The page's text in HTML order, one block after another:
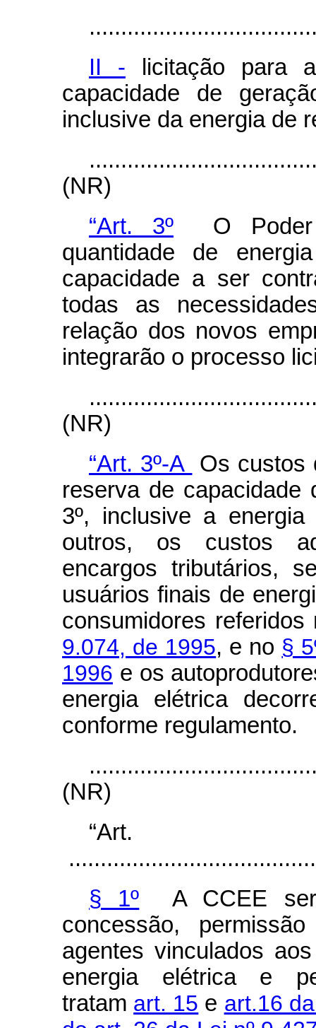
II - licitação para
capacidade de
inclusive da energia de
(NR)
“Art. 3º O Poder
quantidade de
capacidade a ser
todas as
relação dos novos
integrarão o processo
(NR)
“Art. 3º-A
Os custos
reserva de
3º, inclusive a
outros, os custos
encargos tributários,
usuários finais de
consumidores
9.074, de 1995, e no §
1996 e os
energia elétrica
conforme regulamento.
(NR)
§ 1º A CCEE
concessão,
agentes vinculados
energia elétrica e
tratam art. 15 e art.16